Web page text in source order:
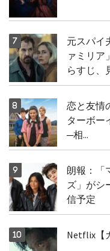
元スパイ
ァミリア
らすじ、
恋と友情
ターボー
─相...
朗報：「
ズ」がシ
信予定
Netflix【